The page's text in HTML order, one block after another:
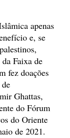
apenas
e, se
Faixa de
fez doações
Ghattas,
do Fórum
do Oriente
de 2021.